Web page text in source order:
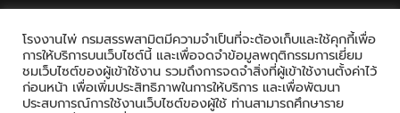
โรงงานไพ่ กรมสรรพสามิตมีความจำเป็นที่จะต้องเก็บและใช้คุกกี้เพื่อ
การให้บริการบนเว็บไซต์นี้ และเพื่อจดจำข้อมูลพฤติกรรมการเยี่ยม
ชมเว็บไซต์ของผู้เข้าใช้งาน รวมถึงการจดจำสิ่งที่ผู้เข้าใช้งานตั้งค่าไว้
ก่อนหน้า เพื่อเพิ่มประสิทธิภาพในการให้บริการ และเพื่อพัฒนา
ประสบการณ์การใช้งานเว็บไซต์ของผู้ใช้ ท่านสามารถศึกษาราย